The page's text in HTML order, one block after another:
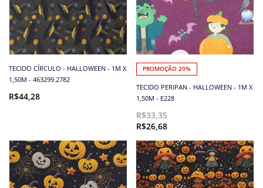
TECIDO CÍRCULO - HALLOWEEN - 1M X
1,50M - 463299.2782
R$44,28
PROMOÇÃO 20%
TECIDO PERIPAN - HALLOWEEN - 1M X
1,50M - E228
R$33,35
R$26,68